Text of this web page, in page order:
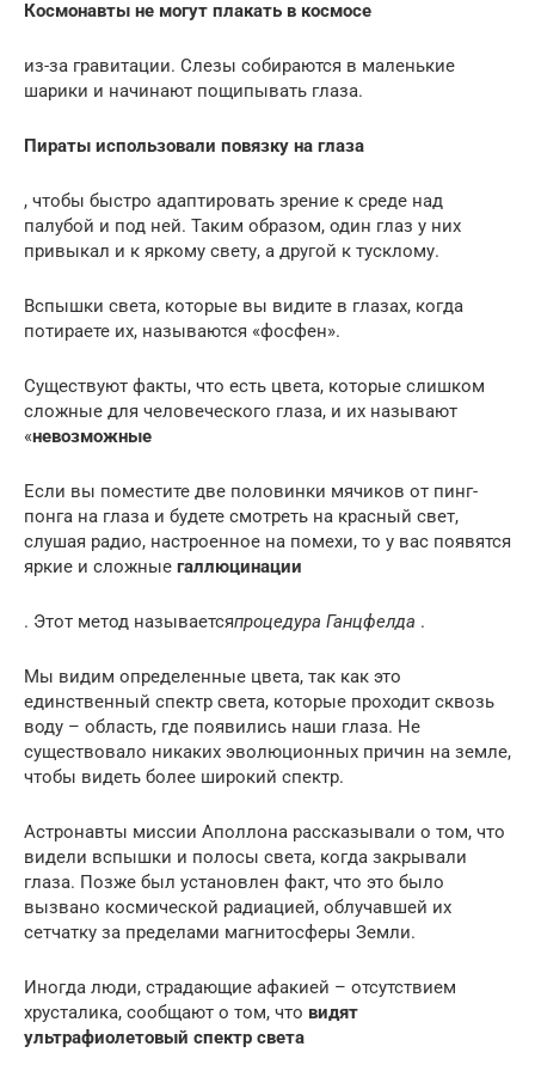
Космонавты не могут плакать в космосе
из-за гравитации. Слезы собираются в маленькие
шарики и начинают пощипывать глаза.
Пираты использовали повязку на глаза
, чтобы быстро адаптировать зрение к среде над
палубой и под ней. Таким образом, один глаз у них
привыкал и к яркому свету, а другой к тусклому.
Вспышки света, которые вы видите в глазах, когда
потираете их, называются «фосфен».
Существуют факты, что есть цвета, которые слишком
сложные для человеческого глаза, и их называют
«невозможные
Если вы поместите две половинки мячиков от пинг-
понга на глаза и будете смотреть на красный свет,
слушая радио, настроенное на помехи, то у вас появятся
яркие и сложные галлюцинации
. Этот метод называетсяпроцедура Ганцфелда .
Мы видим определенные цвета, так как это
единственный спектр света, которые проходит сквозь
воду – область, где появились наши глаза. Не
существовало никаких эволюционных причин на земле,
чтобы видеть более широкий спектр.
Астронавты миссии Аполлона рассказывали о том, что
видели вспышки и полосы света, когда закрывали
глаза. Позже был установлен факт, что это было
вызвано космической радиацией, облучавшей их
сетчатку за пределами магнитосферы Земли.
Иногда люди, страдающие афакией – отсутствием
хрусталика, сообщают о том, что видят
ультрафиолетовый спектр света